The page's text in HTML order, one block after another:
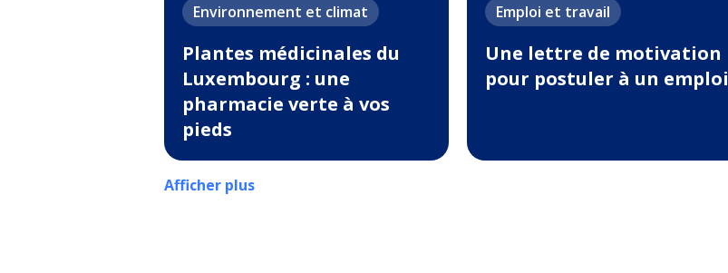
Environnement et climat
Plantes médicinales du
Luxembourg : une
pharmacie verte à vos
pieds
Emploi et travail
Une lettre de motivation
pour postuler à un emploi
Afficher plus